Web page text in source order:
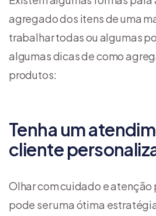
agregado dos itens de uma
trabalhar todas ou algumas
algumas dicas de como
produtos:
Tenha um
cliente
Olhar com cuidado e atenção
pode ser uma ótima